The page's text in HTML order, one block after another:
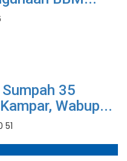
35
Wabup...
51